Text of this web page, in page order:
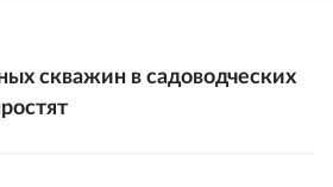
скважин в садоводческих